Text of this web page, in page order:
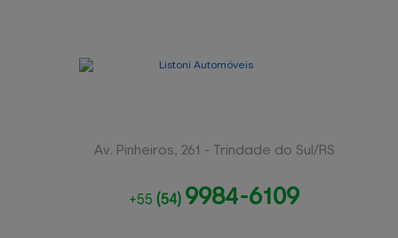
Av. Pinheiros, 261 - Trindade do Sul/RS
+55 (54) 9984-6109